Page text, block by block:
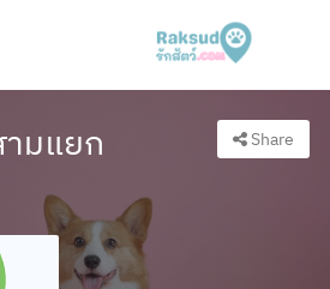
มแยก Share